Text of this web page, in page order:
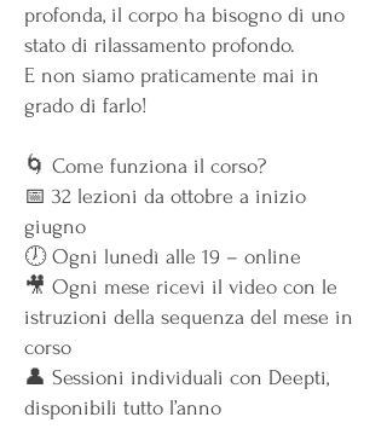
profonda, il corpo ha bisogno di uno
stato di rilassamento profondo.
E non siamo praticamente mai in
grado di farlo!
🌀 Come funziona il corso?
📅 32 lezioni da ottobre a inizio
giugno
🕖 Ogni lunedì alle 19 – online
🎥 Ogni mese ricevi il video con le
istruzioni della sequenza del mese in
corso
👤 Sessioni individuali con Deepti,
disponibili tutto l’anno